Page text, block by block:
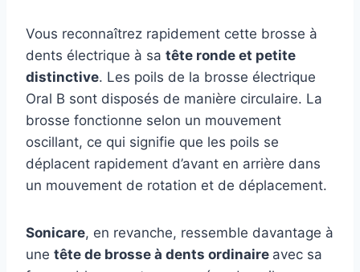
Vous reconnaîtrez rapidement cette brosse à
dents électrique à sa tête ronde et petite
distinctive. Les poils de la brosse électrique
Oral B sont disposés de manière circulaire. La
brosse fonctionne selon un mouvement
oscillant, ce qui signifie que les poils se
déplacent rapidement d’avant en arrière dans
un mouvement de rotation et de déplacement.
Sonicare, en revanche, ressemble davantage à
une tête de brosse à dents ordinaire avec sa